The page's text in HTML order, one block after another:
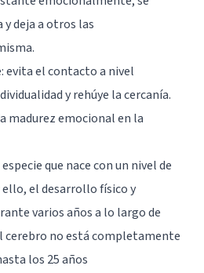
deja a otros las
evita el contacto a nivel
y rehúye la cercanía.
madurez emocional en la
que nace con un nivel de
el desarrollo físico y
varios años a lo largo de
cerebro no está completamente
los 25 años